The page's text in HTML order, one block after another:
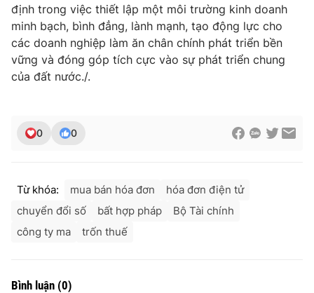
định trong việc thiết lập một môi trường kinh doanh
minh bạch, bình đẳng, lành mạnh, tạo động lực cho
các doanh nghiệp làm ăn chân chính phát triển bền
vững và đóng góp tích cực vào sự phát triển chung
của đất nước./.
0 0
Từ khóa: mua bán hóa đơn
hóa đơn điện tử
chuyển đổi số
bất hợp pháp
Bộ Tài chính
công ty ma
trốn thuế
Bình luận (0)